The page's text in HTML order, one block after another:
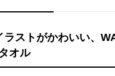
ラストがかわいい、
オル